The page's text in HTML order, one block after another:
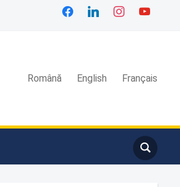
facebooklinkedin instagramyoutube
Română English Français